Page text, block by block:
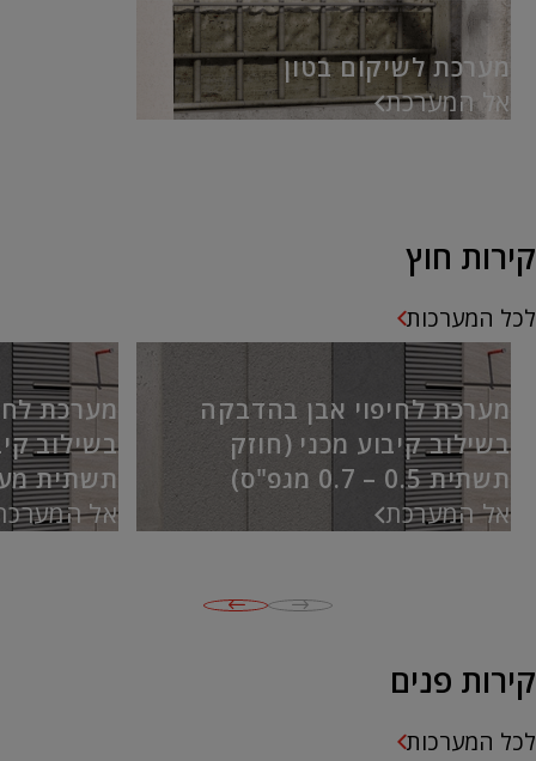
מערכת לשיקום בטון
אל המערכת
קירות חוץ
לכל המערכות
מערכת לחיפוי אבן בהדבקה
בשילוב קיבוע מכני (חוזק
תשתית 0.5 – 0.7 מגפ"ס)
אל המערכת
מערכת
בשילוב
תשתית מעל 0.7
אל
קירות פנים
לכל המערכות